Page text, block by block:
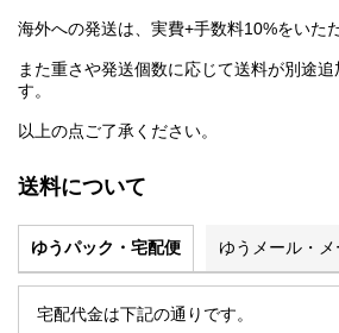
海外への発送は、実費+手数料10%をいた
また重さや発送個数に応じて送料が別途
す。
以上の点ご了承ください。
送料について
ゆうパック・宅配便 ゆうメール・メ
宅配代金は下記の通りです。